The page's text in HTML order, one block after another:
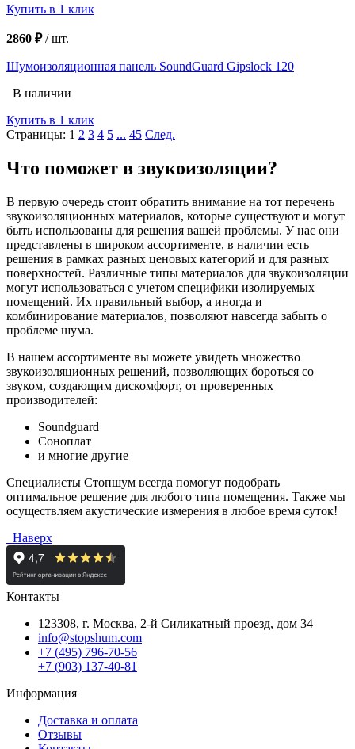
Купить в 1 клик
2860 ₽/шт.
Шумоизоляционная панель SoundGuard Gipslock 120
В наличии
Купить в 1 клик
Страницы: 1 2 3 4 5 ... 45 След.
Что поможет в звукоизоляции?
В первую очередь стоит обратить внимание на тот перечень
звукоизоляционных материалов, которые существуют и могут
быть использованы для решения вашей проблемы. У нас они
представлены в широком ассортименте, в наличии есть
решения в рамках разных ценовых категорий и для разных
поверхностей. Различные типы материалов для звукоизоляции
могут использоваться с учетом специфики изолируемых
помещений. Их правильный выбор, а иногда и
комбинирование материалов, позволяют навсегда забыть о
проблеме шума.
В нашем ассортименте вы можете увидеть множество
звукоизоляционных решений, позволяющих бороться со
звуком, создающим дискомфорт, от проверенных
производителей:
Soundguard
Соноплат
и многие другие
Специалисты Стопшум всегда помогут подобрать
оптимальное решение для любого типа помещения. Также мы
осуществляем акустические измерения в любое время суток!
Наверх
Контакты
123308, г. Москва, 2-й Силикатный проезд, дом 34
info@stopshum.com
+7 (495) 796-70-56
+7 (903) 137-40-81
Информация
Доставка и оплата
Отзывы